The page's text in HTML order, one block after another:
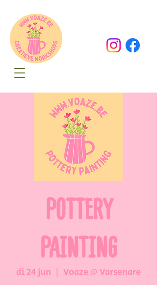
POTTERY
PAINTING
di 24 jun
  |
Voaze @ Varsenare